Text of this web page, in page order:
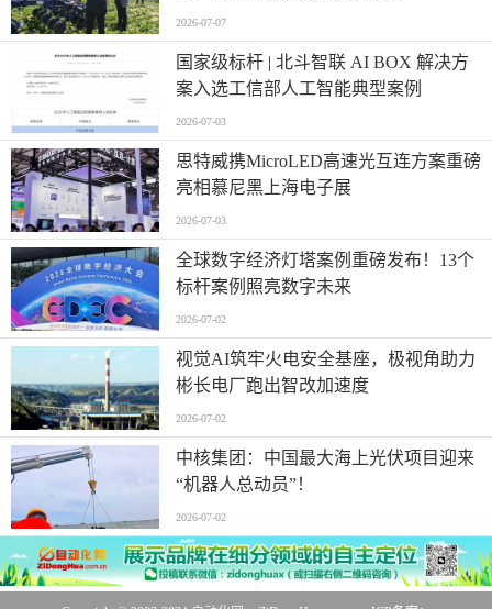
2026-07-07
国家级标杆 | 北斗智联 AI BOX 解决方
案入选工信部人工智能典型案例
2026-07-03
思特威携MicroLED高速光互连方案重磅
亮相慕尼黑上海电子展
2026-07-03
全球数字经济灯塔案例重磅发布！13个
标杆案例照亮数字未来
2026-07-02
视觉AI筑牢火电安全基座，极视角助力
彬长电厂跑出智改加速度
2026-07-02
中核集团：中国最大海上光伏项目迎来
“机器人总动员”！
2026-07-02